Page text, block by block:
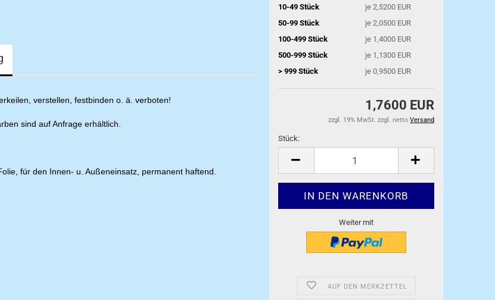
10-49 Stück
je 2,5200 EUR
50-99 Stück
je 2,0500 EUR
100-499 Stück
je 1,4000 EUR
500-999 Stück
je 1,1300 EUR
> 999 Stück
je 0,9500 EUR
1,7600 EUR
zzgl. 19% MwSt. zzgl. netto Versand
Stück:
Stück
Weiter mit
AUF DEN MERKZETTEL
verstellen, festbinden o. ä. verboten!
sind auf Anfrage erhältlich.
für den Innen- u. Außeneinsatz, permanent haftend.